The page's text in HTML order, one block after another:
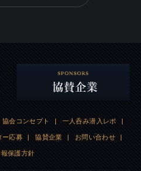
協会コンセプト | 一人呑み潜入レポ |
ー応募 | 協賛企業 | お問い合わせ |
保護方針